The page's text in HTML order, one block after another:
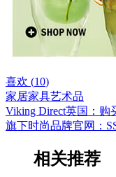
喜欢 (10)
家居家具艺术品
Viking Direct英国：
旗下时尚品牌官网：
相关推荐